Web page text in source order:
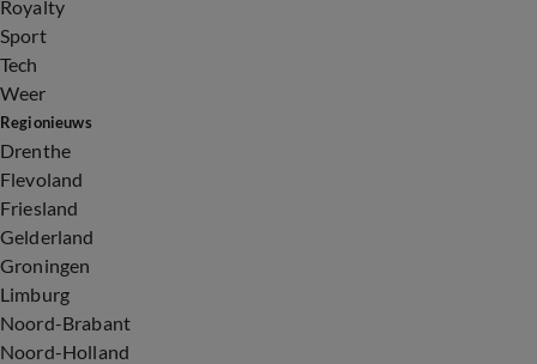
Royalty
Sport
Tech
Weer
Regionieuws
Drenthe
Flevoland
Friesland
Gelderland
Groningen
Limburg
Noord-Brabant
Noord-Holland